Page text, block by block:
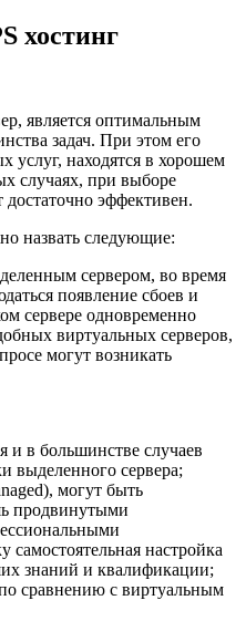
хостинг
является оптимальным
задач. При этом его
услуг, находятся в хорошем
случаях, при выборе
достаточно эффективен.
назвать следующие:
сервером, во время
появление сбоев и
сервере одновременно
виртуальных серверов,
могут возникать
и в большинстве случаев
выделенного сервера;
могут быть
продвинутыми
самостоятельная настройка
знаний и квалификации;
сравнению с виртуальным